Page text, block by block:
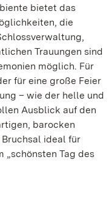
bietet das
die
Trauungen sind
möglich. Für
für eine große Feier
– wie der helle und
Ausblick auf den
barocken
ideal für
„schönsten Tag des